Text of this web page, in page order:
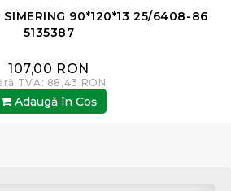
90*120*13 25/6408-86
5135387
107,00 RON
TVA: 88,43 RON
Adaugă în Coş